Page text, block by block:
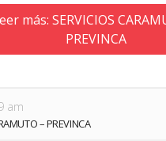
más: SERVICIOS
PREVINCA
am
– PREVINCA